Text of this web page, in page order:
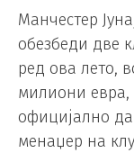
Манчестер
обезбеди две
ред ова лето,
милиони евра,
официјално
менаџер на